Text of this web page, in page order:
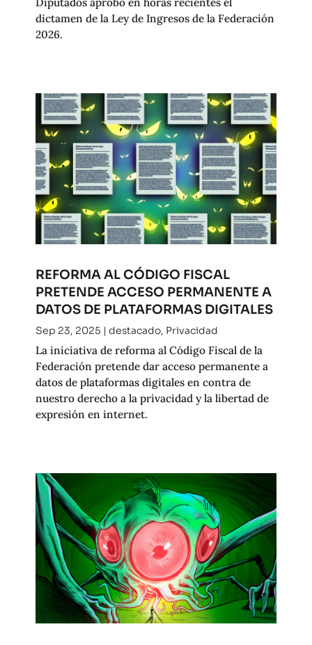
dictamen de la Ley de Ingresos de la Federación
2026.
REFORMA AL CÓDIGO FISCAL
PRETENDE ACCESO PERMANENTE A
DATOS DE PLATAFORMAS DIGITALES
Sep 23, 2025 | destacado, Privacidad
La iniciativa de reforma al Código Fiscal de la
Federación pretende dar acceso permanente a
datos de plataformas digitales en contra de
nuestro derecho a la privacidad y la libertad de
expresión en internet.